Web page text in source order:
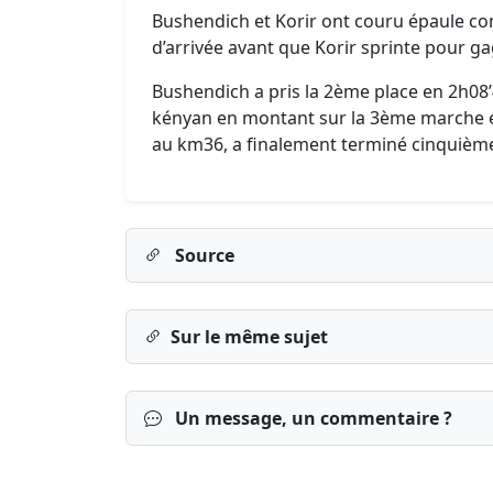
Bushendich et Korir ont couru épaule
d’arrivée avant que Korir sprinte pour
Bushendich a pris la 2ème place en
kényan en montant sur la 3ème marche
au km36, a finalement terminé
Source
Sur le même sujet
Un message, un commentaire ?